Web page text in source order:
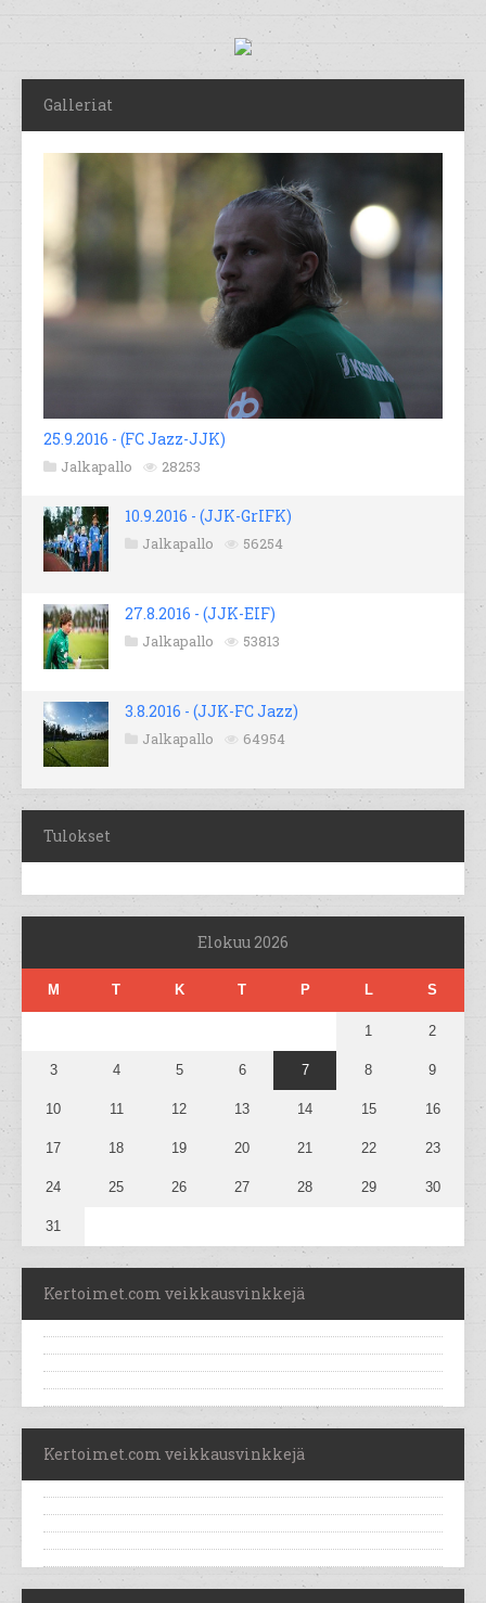
Galleriat
25.9.2016 - (FC Jazz-JJK)
Jalkapallo 28253
10.9.2016 - (JJK-GrIFK)
Jalkapallo 56254
27.8.2016 - (JJK-EIF)
Jalkapallo 53813
3.8.2016 - (JJK-FC Jazz)
Jalkapallo 64954
Tulokset
Elokuu 2026
M T K T P L S
1 2
3 4 5 6 7 8 9
10 11 12 13 14 15 16
17 18 19 20 21 22 23
24 25 26 27 28 29 30
31
Kertoimet.com veikkausvinkkejä
Kertoimet.com veikkausvinkkejä